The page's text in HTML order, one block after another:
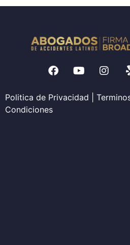
Politica de Privacidad
Condiciones